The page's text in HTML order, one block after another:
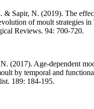
& Sapir, N. (2019). The
of moult strategies in
Reviews. 94: 700-720.
(2017). Age-dependent
by temporal and
189: 184-195.